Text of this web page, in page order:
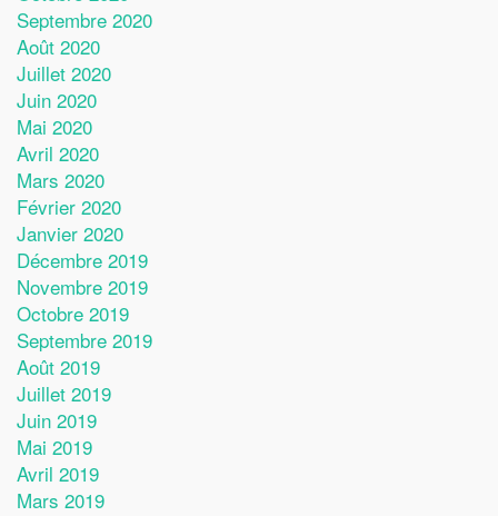
Septembre 2020
Août 2020
Juillet 2020
Juin 2020
Mai 2020
Avril 2020
Mars 2020
Février 2020
Janvier 2020
Décembre 2019
Novembre 2019
Octobre 2019
Septembre 2019
Août 2019
Juillet 2019
Juin 2019
Mai 2019
Avril 2019
Mars 2019